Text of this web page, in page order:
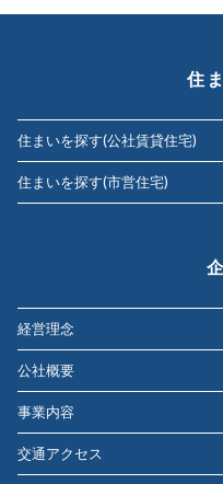
住
住まいを探す(公社賃貸住宅)
住まいを探す(市営住宅)
経営理念
公社概要
事業内容
交通アクセス